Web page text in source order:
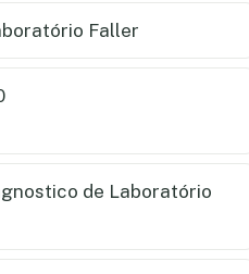
Faller
de Laboratório